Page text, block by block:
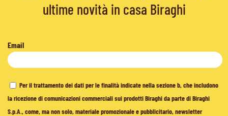
ultime novità in casa Biraghi
Email
Per il trattamento dei dati per le finalità indicate nella sezione b, che includono
la ricezione di comunicazioni commerciali sui prodotti Biraghi da parte di Biraghi
S.p.A., come, ma non solo, materiale promozionale e pubblicitario, newsletter